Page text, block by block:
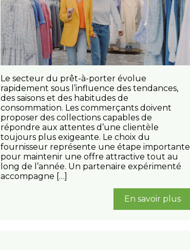
Le secteur du prêt-à-porter évolue
rapidement sous l’influence des tendances,
des saisons et des habitudes de
consommation. Les commerçants doivent
proposer des collections capables de
répondre aux attentes d’une clientèle
toujours plus exigeante. Le choix du
fournisseur représente une étape importante
pour maintenir une offre attractive tout au
long de l’année. Un partenaire expérimenté
accompagne […]
En savoir plus